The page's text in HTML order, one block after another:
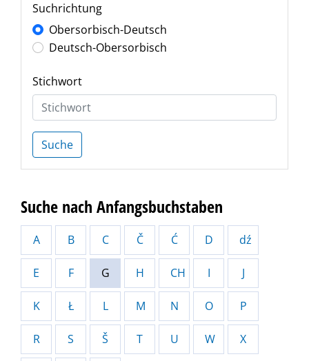
Suchrichtung
Obersorbisch-Deutsch
Deutsch-Obersorbisch
Stichwort
Suche
Suche nach Anfangsbuchstaben
A B C Č Ć D dź
E F G H CH I J
K Ł L M N O P
R S Š T U W X